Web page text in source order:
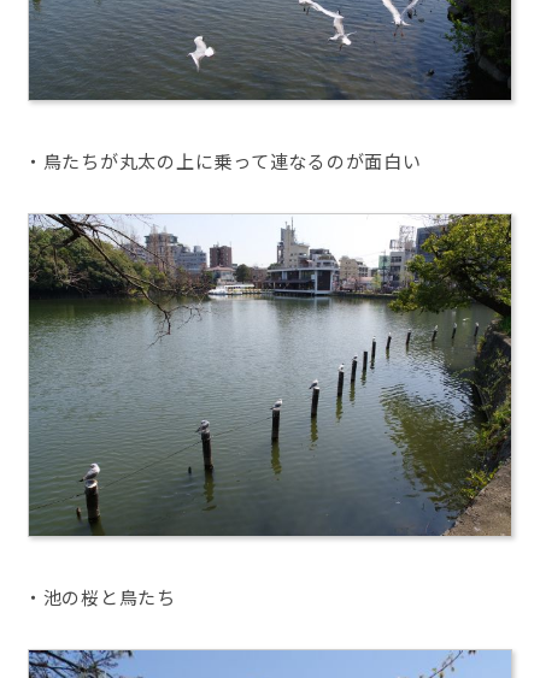
・鳥たちが丸太の上に乗って連なるのが面白い
・池の桜と鳥たち